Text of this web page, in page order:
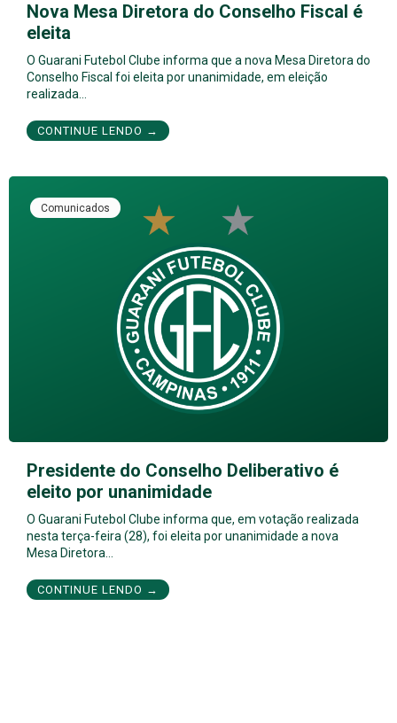
Nova Mesa Diretora do Conselho Fiscal é
eleita
O Guarani Futebol Clube informa que a nova Mesa Diretora do
Conselho Fiscal foi eleita por unanimidade, em eleição
realizada…
CONTINUE LENDO →
Comunicados
Presidente do Conselho Deliberativo é
eleito por unanimidade
O Guarani Futebol Clube informa que, em votação realizada
nesta terça-feira (28), foi eleita por unanimidade a nova
Mesa Diretora…
CONTINUE LENDO →